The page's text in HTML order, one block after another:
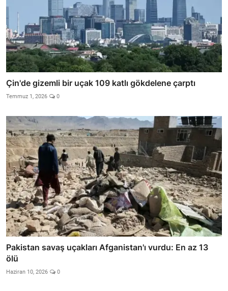
Çin'de gizemli bir uçak 109 katlı gökdelene çarptı
Temmuz 1, 2026 0
Pakistan savaş uçakları Afganistan'ı vurdu: En az 13
ölü
Haziran 10, 2026 0